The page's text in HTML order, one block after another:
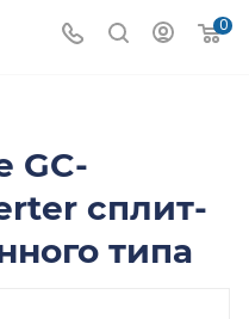
0
GC-
сплит-
типа